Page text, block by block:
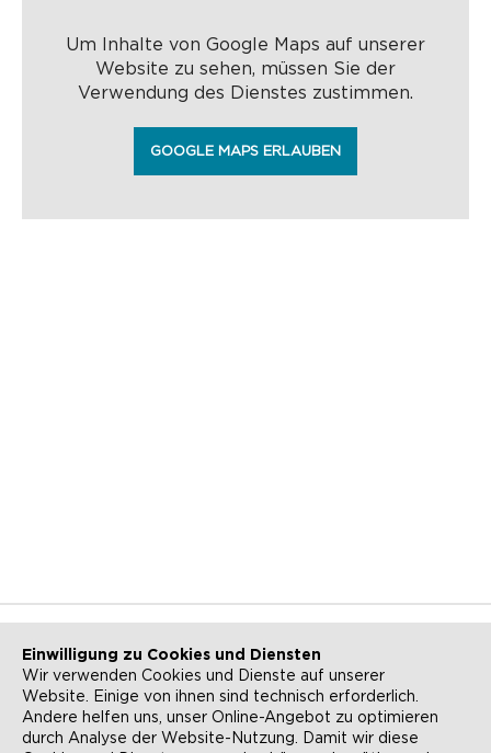
Um Inhalte von Google Maps auf unserer
Website zu sehen, müssen Sie der
Verwendung des Dienstes zustimmen.
GOOGLE MAPS ERLAUBEN
NEWSLETTER KONTAKT
ANFAHRT BARRIEREFREIHEIT
Einwilligung zu Cookies und Diensten
Wir verwenden Cookies und Dienste auf unserer
Website. Einige von ihnen sind technisch erforderlich.
Andere helfen uns, unser Online-Angebot zu optimieren
durch Analyse der Website-Nutzung. Damit wir diese